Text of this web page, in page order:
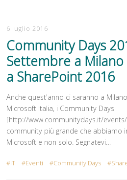
6 luglio 2016
Community Days
Settembre a
a SharePoint 2016
Anche quest'anno ci saranno a
Microsoft Italia, i Community Days
[http://www.communitydays.it/
community più grande che abbiamo
Microsoft e non solo. Segnatevi…
IT Eventi Community Days